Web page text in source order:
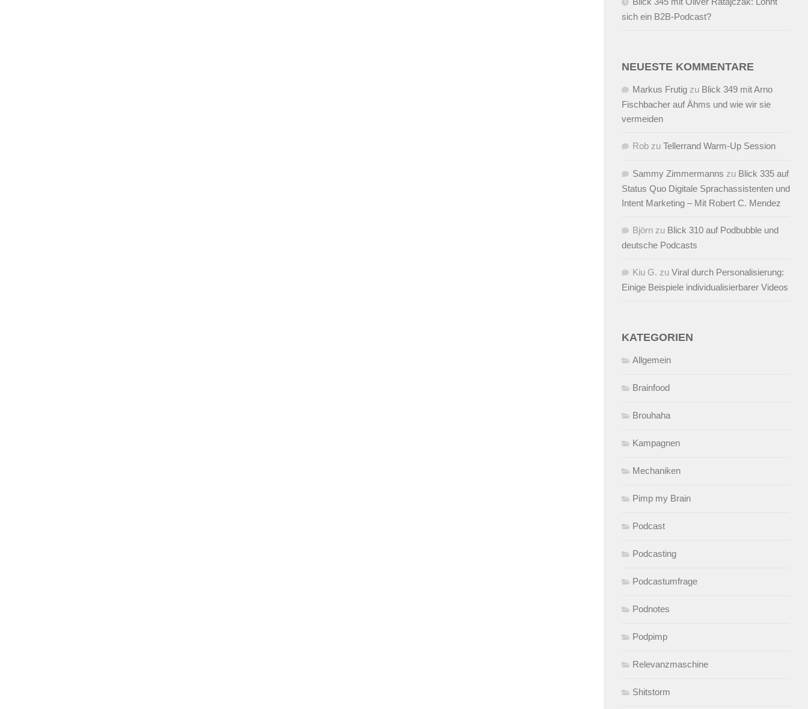
sich ein B2B-Podcast?
NEUESTE KOMMENTARE
Markus Frutig zu Blick 349 mit Arno
Fischbacher auf Ähms und wie wir sie
vermeiden
Rob zu Tellerrand Warm-Up Session
Sammy Zimmermanns zu Blick 335 auf
Status Quo Digitale Sprachassistenten und
Intent Marketing – Mit Robert C. Mendez
Björn zu Blick 310 auf Podbubble und
deutsche Podcasts
Kiu G. zu Viral durch Personalisierung:
Einige Beispiele individualisierbarer Videos
KATEGORIEN
Allgemein
Brainfood
Brouhaha
Kampagnen
Mechaniken
Pimp my Brain
Podcast
Podcasting
Podcastumfrage
Podnotes
Podpimp
Relevanzmaschine
Shitstorm